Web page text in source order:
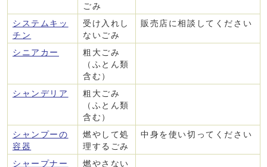
ごみ
システムキッ
チン
受け入れし
ないごみ
販売店に相談してください
シニアカー
粗大ごみ
（ふとん類
含む）
シャンデリア
粗大ごみ
（ふとん類
含む）
シャンプーの
容器
燃やして処
理するごみ
中身を使い切ってください
シャープナー
燃やさない